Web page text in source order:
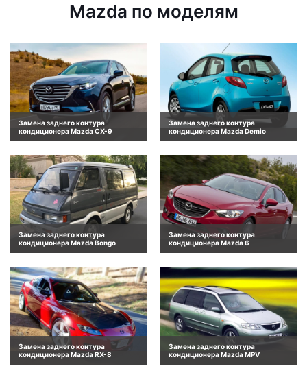
Mazda по моделям
Замена заднего контура
кондиционера Mazda CX-9
Замена заднего контура
кондиционера Mazda Demio
Замена заднего контура
кондиционера Mazda Bongo
Замена заднего контура
кондиционера Mazda 6
Замена заднего контура
кондиционера Mazda RX-8
Замена заднего контура
кондиционера Mazda MPV